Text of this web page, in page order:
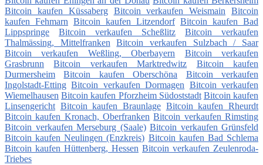
Bitcoin kaufen Küssaberg
Bitcoin verkaufen Weismain
Bitcoin
kaufen Fehmarn Bitcoin kaufen Litzendorf Bitcoin kaufen Bad
Lippspringe
Bitcoin verkaufen Scheßlitz
Bitcoin verkaufen
Thalmässing, Mittelfranken
Bitcoin verkaufen Sulzbach / Saar
Bitcoin verkaufen Weßling, Oberbayern
Bitcoin verkaufen
Grasbrunn
Bitcoin verkaufen Marktredwitz
Bitcoin kaufen
Durmersheim
Bitcoin kaufen Oberschöna
Bitcoin verkaufen
Ingolstadt-Etting Bitcoin verkaufen Dormagen Bitcoin verkaufen
Wiemelhausen Bitcoin kaufen Pforzheim Südoststadt Bitcoin kaufen
Linsengericht Bitcoin kaufen Braunlage Bitcoin kaufen Rheurdt
Bitcoin kaufen Kronach, Oberfranken Bitcoin verkaufen Rimsting
Bitcoin verkaufen Merseburg (Saale) Bitcoin verkaufen Grünsfeld
Bitcoin kaufen Neulingen (Enzkreis) Bitcoin kaufen Bad Schlema
Bitcoin kaufen Hüttenberg, Hessen Bitcoin verkaufen Zeulenroda-
Triebes